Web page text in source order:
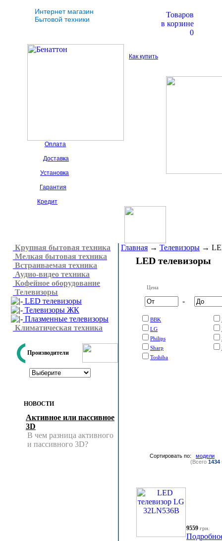
Интернет магазин
Бытовой техники
Товаров
в корзине
0
Как купить
Оплата
Доставка
Установка
Гарантия
Кредит
Крупная бытовая техника
Мелкая бытовая техника
Встраиваемая техника
Аудио-видео техника
Кофейное оборудование
Телевизоры
LED телевизоры
Телевизоры ЖК
Плазменные телевизоры
Климатическая техника
Производители
НОВОСТИ
Активное или пассивное
3D
В чем разница активного
и пассивного 3D?
Главная → Телевизоры →
LED телевизоры
Цена
-
BBK
LG
Philips
Sharp
Toshiba
Сортировать по: модели
(Всего 1434
9559 грн.